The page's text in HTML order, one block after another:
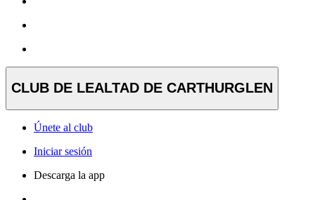
CLUB DE LEALTAD DE CARTHURGLEN
Únete al club
Iniciar sesión
Descarga la app